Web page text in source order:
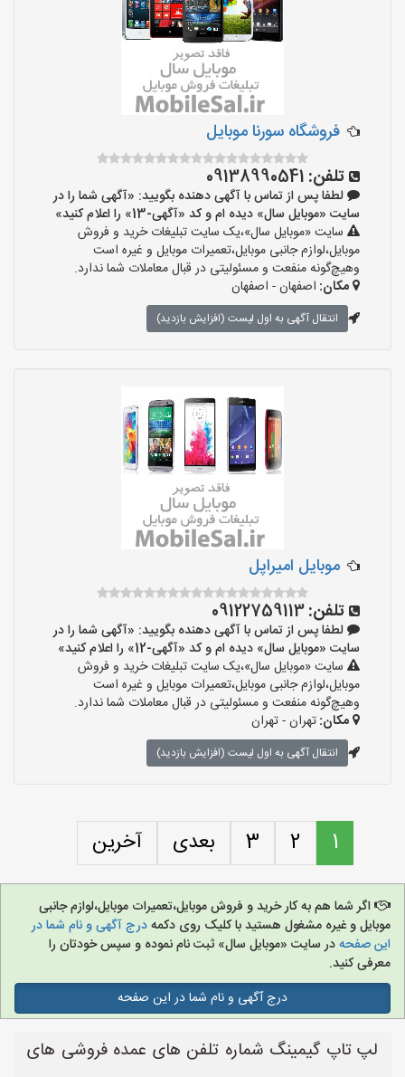
فروشگاه سورنا موبایل
تلفن: 09138990541
لطفا پس از تماس با آگهی دهنده بگویید: «آگهی شما را در
سایت «موبایل سال» دیده ام و کد «آگهی-13» را اعلام کنید»
سایت «موبایل سال»،یک سایت تبلیغات خرید و فروش
موبایل،لوازم جانبی موبایل،تعمیرات موبایل و غیره است
وهیچ‌گونه منفعت و مسئولیتی در قبال معاملات شما ندارد.
مکان: اصفهان - اصفهان
انتقال آگهی به اول لیست (افزایش بازدید)
موبایل امیراپل
تلفن:09122759113
لطفا پس از تماس با آگهی دهنده بگویید: «آگهی شما را در
سایت «موبایل سال» دیده ام و کد «آگهی-12» را اعلام کنید»
سایت «موبایل سال»،یک سایت تبلیغات خرید و فروش
موبایل،لوازم جانبی موبایل،تعمیرات موبایل و غیره است
وهیچ‌گونه منفعت و مسئولیتی در قبال معاملات شما ندارد.
مکان:تهران - تهران
انتقال آگهی به اول لیست (افزایش بازدید)
1
2
3 بعدی آخرین
اگر شما هم به کار خرید و فروش موبایل،تعمیرات موبایل،لوازم جانبی
موبایل و غیره مشغول هستید با کلیک روی دکمهدرج آگهی و نام شما در
این صفحهدر سایت «موبایل سال» ثبت نام نموده و سپس خودتان را
معرفی کنید.
درج آگهی و نام شما در این صفحه
لپ تاپ گیمینگ شماره تلفن های عمده فروشی های